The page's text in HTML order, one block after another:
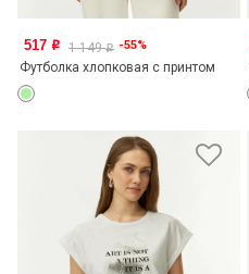
517 o 1 149o -55%
Футболка хлопковая с принтом